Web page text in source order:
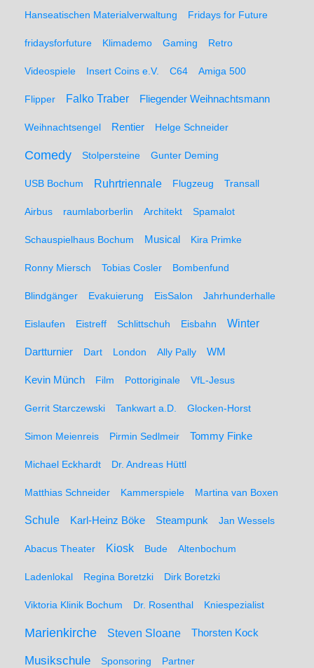
Hanseatischen Materialverwaltung Fridays for Future
fridaysforfuture Klimademo Gaming Retro
Videospiele Insert Coins e.V. C64 Amiga 500
Flipper Falko Traber Fliegender Weihnachtsmann
Weihnachtsengel Rentier Helge Schneider
Comedy Stolpersteine Gunter Deming
USB Bochum Ruhrtriennale Flugzeug Transall
Airbus raumlaborberlin Architekt Spamalot
Schauspielhaus Bochum Musical Kira Primke
Ronny Miersch Tobias Cosler Bombenfund
Blindgänger Evakuierung EisSalon Jahrhunderhalle
Eislaufen Eistreff Schlittschuh Eisbahn Winter
Dartturnier Dart London Ally Pally WM
Kevin Münch Film Pottoriginale VfL-Jesus
Gerrit Starczewski Tankwart a.D. Glocken-Horst
Simon Meienreis Pirmin Sedlmeir Tommy Finke
Michael Eckhardt Dr. Andreas Hüttl
Matthias Schneider Kammerspiele Martina van Boxen
Schule Karl-Heinz Böke Steampunk Jan Wessels
Abacus Theater Kiosk Bude Altenbochum
Ladenlokal Regina Boretzki Dirk Boretzki
Viktoria Klinik Bochum Dr. Rosenthal Kniespezialist
Marienkirche Steven Sloane Thorsten Kock
Musikschule Sponsoring Partner